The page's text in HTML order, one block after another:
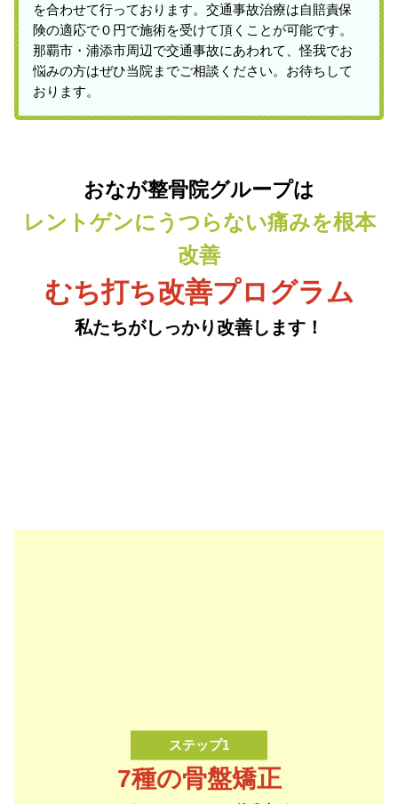
を合わせて行っております。交通事故治療は自賠責保
険の適応で０円で施術を受けて頂くことが可能です。
那覇市・浦添市周辺で交通事故にあわれて、怪我でお
悩みの方はぜひ当院までご相談ください。お待ちして
おります。
おなが整骨院グループは
レントゲンにうつらない痛みを根本
改善
むち打ち改善プログラム
私たちがしっかり改善します！
ステップ1
7種の骨盤矯正